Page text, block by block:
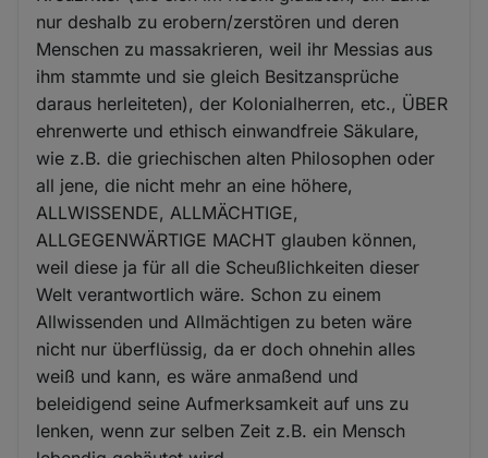
nur deshalb zu erobern/zerstören und deren
Menschen zu massakrieren, weil ihr Messias aus
ihm stammte und sie gleich Besitzansprüche
daraus herleiteten), der Kolonialherren, etc., ÜBER
ehrenwerte und ethisch einwandfreie Säkulare,
wie z.B. die griechischen alten Philosophen oder
all jene, die nicht mehr an eine höhere,
ALLWISSENDE, ALLMÄCHTIGE,
ALLGEGENWÄRTIGE MACHT glauben können,
weil diese ja für all die Scheußlichkeiten dieser
Welt verantwortlich wäre. Schon zu einem
Allwissenden und Allmächtigen zu beten wäre
nicht nur überflüssig, da er doch ohnehin alles
weiß und kann, es wäre anmaßend und
beleidigend seine Aufmerksamkeit auf uns zu
lenken, wenn zur selben Zeit z.B. ein Mensch